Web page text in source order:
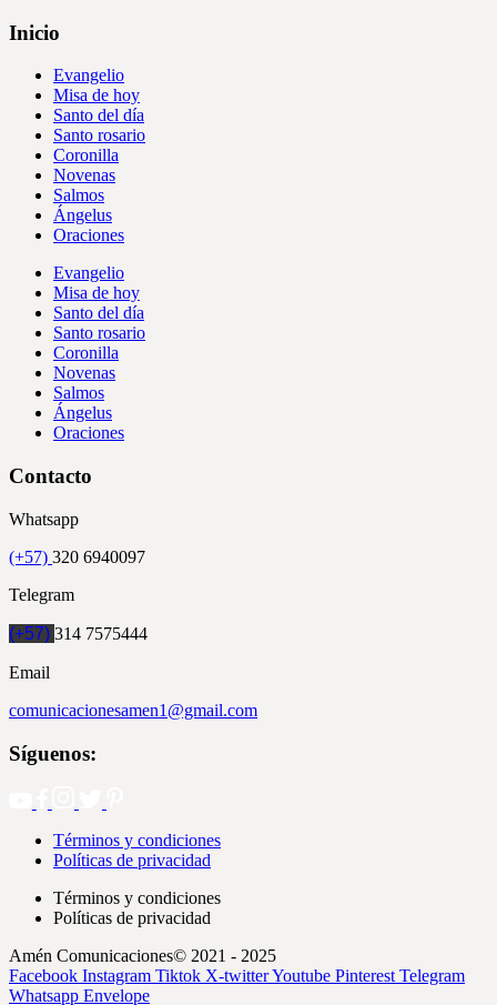
Inicio
Evangelio
Misa de hoy
Santo del día
Santo rosario
Coronilla
Novenas
Salmos
Ángelus
Oraciones
Evangelio
Misa de hoy
Santo del día
Santo rosario
Coronilla
Novenas
Salmos
Ángelus
Oraciones
Contacto
Whatsapp
(+57) 320 6940097
Telegram
(+57) 314 7575444
Email
comunicacionesamen1@gmail.com
Síguenos:
Términos y condiciones
Políticas de privacidad
Términos y condiciones
Políticas de privacidad
Amén Comunicaciones© 2021 - 2025
Facebook Instagram Tiktok X-twitterYoutube Pinterest Telegram
Whatsapp Envelope